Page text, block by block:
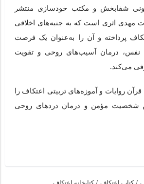
شفا‌بخش و مکتب خودسازی منتشر
مهدی اثری است که به جنبه‌های اخلاقی
پرداخته و آن را به‌عنوان یک فرصت
نفس، درمان آسیب‌های روحی و تقویت
می‌کند.
قرآن روایات و آموزه‌های تربیتی اعتکاف را
شخصیت مؤمن و درمان دردهای روحی